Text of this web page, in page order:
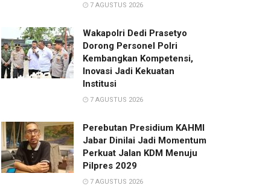
7 AGUSTUS 2026
Wakapolri Dedi Prasetyo
Dorong Personel Polri
Kembangkan Kompetensi,
Inovasi Jadi Kekuatan
Institusi
7 AGUSTUS 2026
Perebutan Presidium KAHMI
Jabar Dinilai Jadi Momentum
Perkuat Jalan KDM Menuju
Pilpres 2029
7 AGUSTUS 2026